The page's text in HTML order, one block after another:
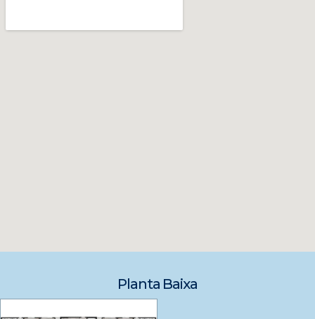
Planta Baixa